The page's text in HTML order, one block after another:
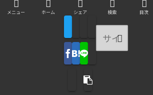
メニュー ホーム シェア 検索 目次